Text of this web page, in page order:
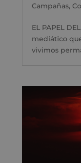
Campañas,
EL PAPEL
mediático
vivimos